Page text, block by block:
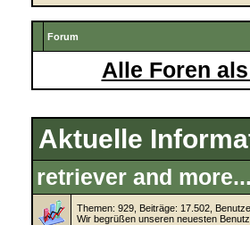
Forum
Alle Foren
Aktuelle
retriever and
Themen: 929, Beiträge: 17.502,
Wir begrüßen unseren neuesten